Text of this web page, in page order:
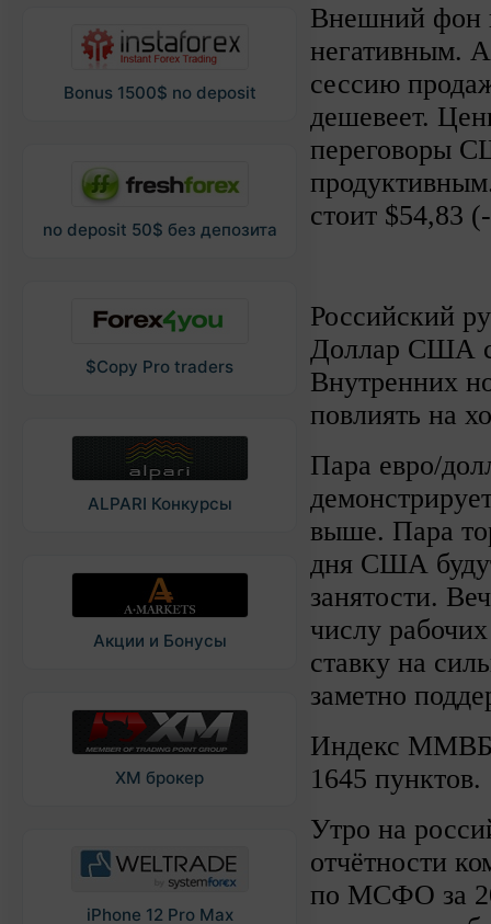
Bonus 1500$ no deposit
no deposit 50$ без депозита
$Copy Pro traders
ALPARI Конкурсы
Акции и Бонусы
XM брокер
iPhone 12 Pro Max
Внешний фон
негативным.
сессию
дешевеет.
переговоры
стоит $54,83
Российский
Доллар США
Внутренних
повлиять на
Пара евро/
выше. Пара
дня США
занятости.
числу
ставку на
заметно
Индекс ММВБ
1645 пунктов.
Утро на
отчётности
по МСФО за